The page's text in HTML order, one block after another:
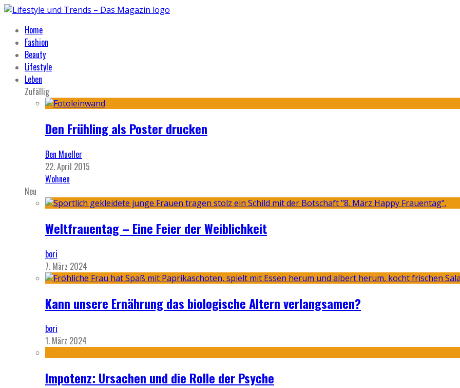
Home
Fashion
Beauty
Lifestyle
Leben
Zufällig
Den Frühling als Poster drucken
Ben Mueller
22. April 2015
Wohnen
Neu
Weltfrauentag – Eine Feier der Weiblichkeit
bori
7. März 2024
Kann unsere Ernährung das biologische Altern verlangsamen?
bori
1. März 2024
Impotenz: Ursachen und die Rolle der Psyche